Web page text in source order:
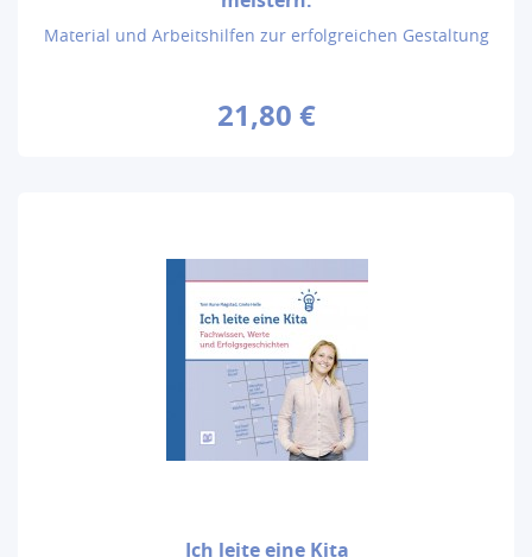
Material und Arbeitshilfen zur erfolgreichen Gestaltung
21,80 €
Ich leite eine Kita